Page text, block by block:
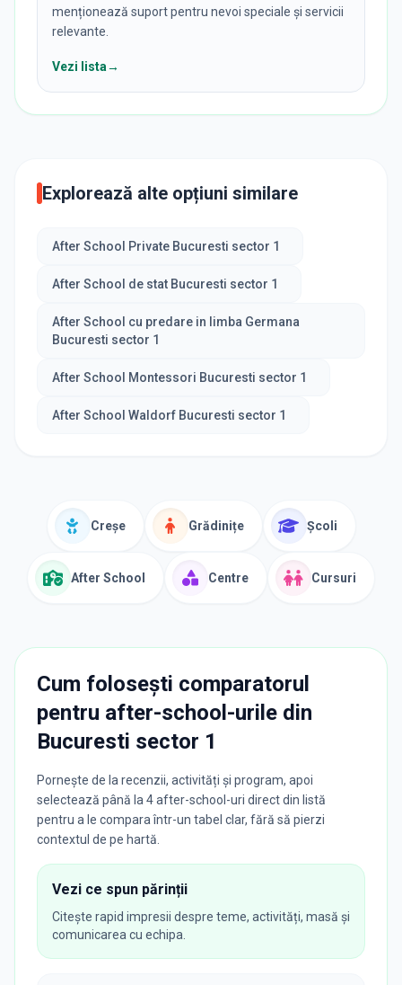
menționează suport pentru nevoi speciale și servicii
relevante.
Vezi lista→
Explorează alte opțiuni similare
After School Private Bucuresti sector 1
After School de stat Bucuresti sector 1
After School cu predare in limba Germana
Bucuresti sector 1
After School Montessori Bucuresti sector 1
After School Waldorf Bucuresti sector 1
Creșe Grădinițe Școli
After School Centre Cursuri
Cum folosești comparatorul
pentru after-school-urile din
Bucuresti sector 1
Pornește de la recenzii, activități și program, apoi
selectează până la 4 after-school-uri direct din listă
pentru a le compara într-un tabel clar, fără să pierzi
contextul de pe hartă.
Vezi ce spun părinții
Citește rapid impresii despre teme, activități, masă și
comunicarea cu echipa.